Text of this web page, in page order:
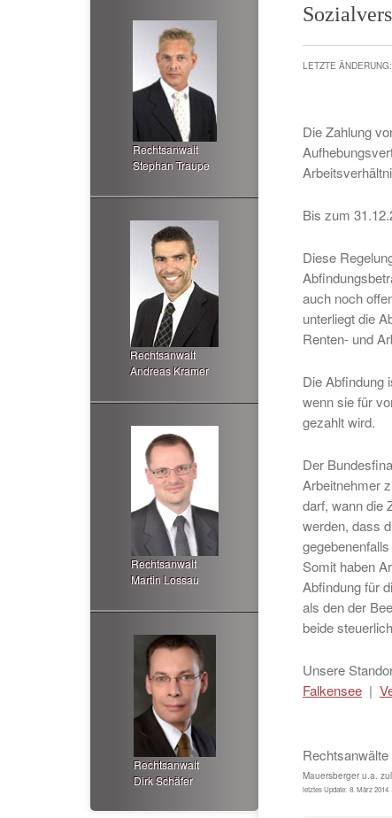
LETZTE
Die Zahlung
Bis zum
Diese
auch noch
unterliegt die
Renten- und
Die Abfindung
wenn sie für
gezahlt wird.
Der
Arbeitnehmer
darf, wann die
werden, dass
Somit haben
Abfindung für
als den der
beide
Unsere
Falkensee |
Mauersberger u.a.
letztes Update: 8. März 2014
Rechtsanwalt
Stephan Traupe
Rechtsanwalt
Andreas Kramer
Rechtsanwalt
Martin Lossau
Rechtsanwalt
Dirk Schäfer